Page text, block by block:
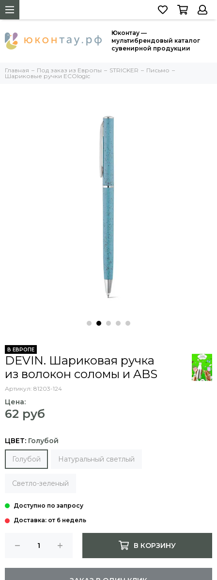
Юконтау —
мультибрендовый каталог
сувенирной продукции
Главная Под заказ из Европы STRICKER
Письмо
Шариковые ручки ECOlogic
В ЕВРОПЕ
DEVIN. Шариковая ручка
из волокон соломы и ABS
Артикул: 81203-124
Цена:
62 руб
ЦВЕТ: Голубой
Голубой Натуральный светлый
Светло-зеленый
Доставка: от 6 недель
В КОРЗИНУ